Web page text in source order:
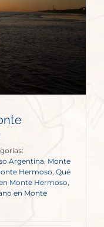
Argentina, Monte
Hermoso Qué
Monte Hermoso
en Monte